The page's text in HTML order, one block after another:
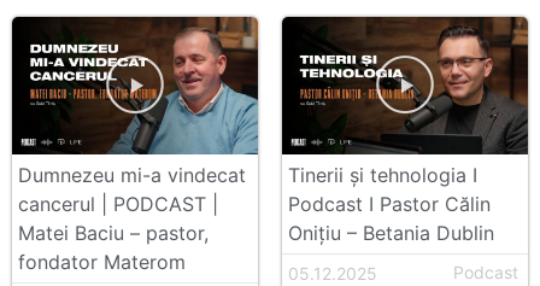
Dumnezeu mi-a vindecat
cancerul | PODCAST |
Matei Baciu – pastor,
fondator Materom
Tinerii şi tehnologia I
Podcast I Pastor Călin
Onițiu – Betania Dublin
05.12.2025 Podcast